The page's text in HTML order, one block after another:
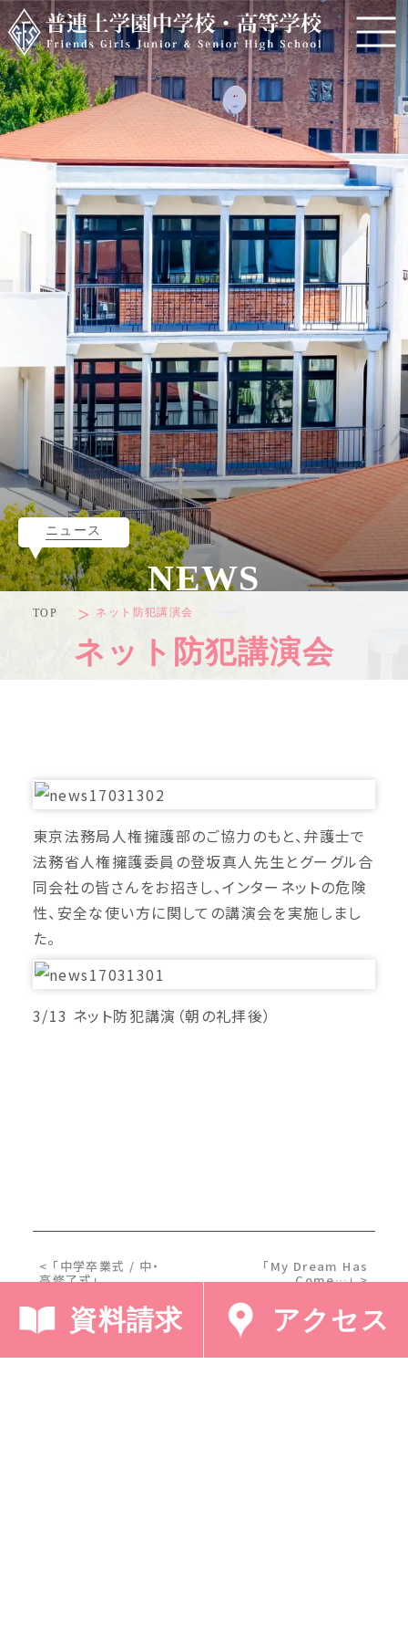
資料請求 アクセス
TOP ネット防犯講演会
ネット防犯講演会
NEWS
ニュース
東京法務局人権擁護部のご協力のもと、弁護士で
法務省人権擁護委員の登坂真人先生とグーグル合
同会社の皆さんをお招きし、インターネットの危険
性、安全な使い方に関しての講演会を実施しまし
た。
3/13 ネット防犯講演（朝の礼拝後）
< 「中学卒業式 / 中・
高修了式」
「My Dream Has
Come…」 >